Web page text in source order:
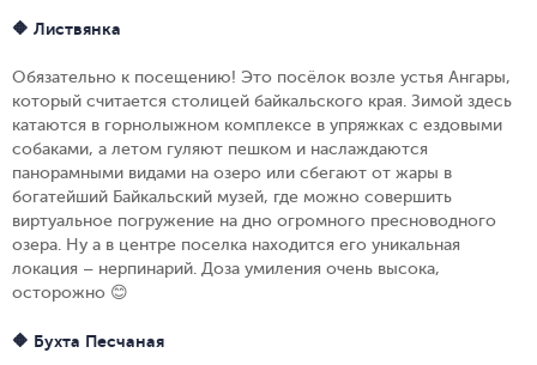
🔶 Листвянка
Обязательно к посещению! Это посёлок возле устья Ангары,
который считается столицей байкальского края. Зимой здесь
катаются в горнолыжном комплексе в упряжках с ездовыми
собаками, а летом гуляют пешком и наслаждаются
панорамными видами на озеро или сбегают от жары в
богатейший Байкальский музей, где можно совершить
виртуальное погружение на дно огромного пресноводного
озера. Ну а в центре поселка находится его уникальная
локация – нерпинарий. Доза умиления очень высока,
осторожно 😊
🔶 Бухта Песчаная